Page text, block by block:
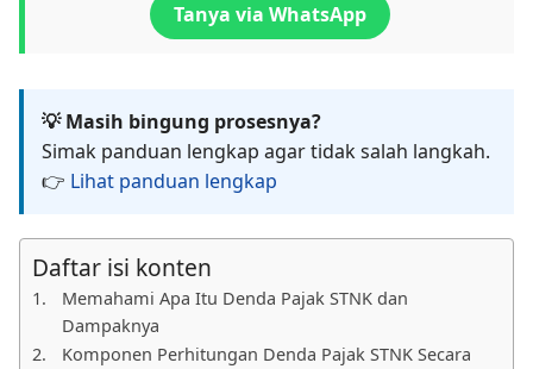
Tanya via WhatsApp
💡 Masih bingung prosesnya?
Simak panduan lengkap agar tidak salah langkah.
👉 Lihat panduan lengkap
Daftar isi konten
Memahami Apa Itu Denda Pajak STNK dan
Dampaknya
Komponen Perhitungan Denda Pajak STNK Secara